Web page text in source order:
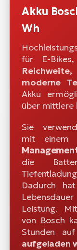
Akku
Wh
für E-
moderne
Akku
über mittlere
Sie
mit einem
die
Dadurch
Leistung.
von Bosch
Stunden
aufgeladen